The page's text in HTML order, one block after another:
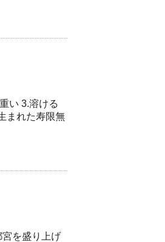
い 3.溶ける
まれた寿限無
宮を盛り上げ